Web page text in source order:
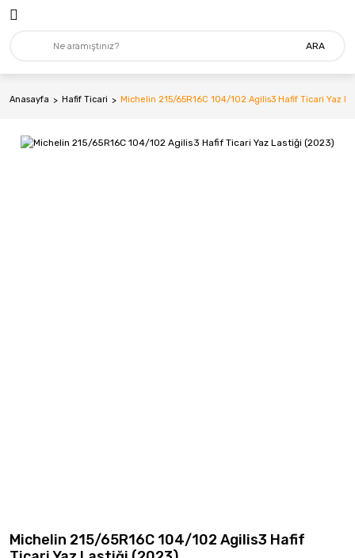
ARA
Anasayfa Hafif Ticari Michelin 215/65R16C 104/102 Agilis3 Hafif Ticari Yaz
Michelin 215/65R16C 104/102 Agilis3 Hafif